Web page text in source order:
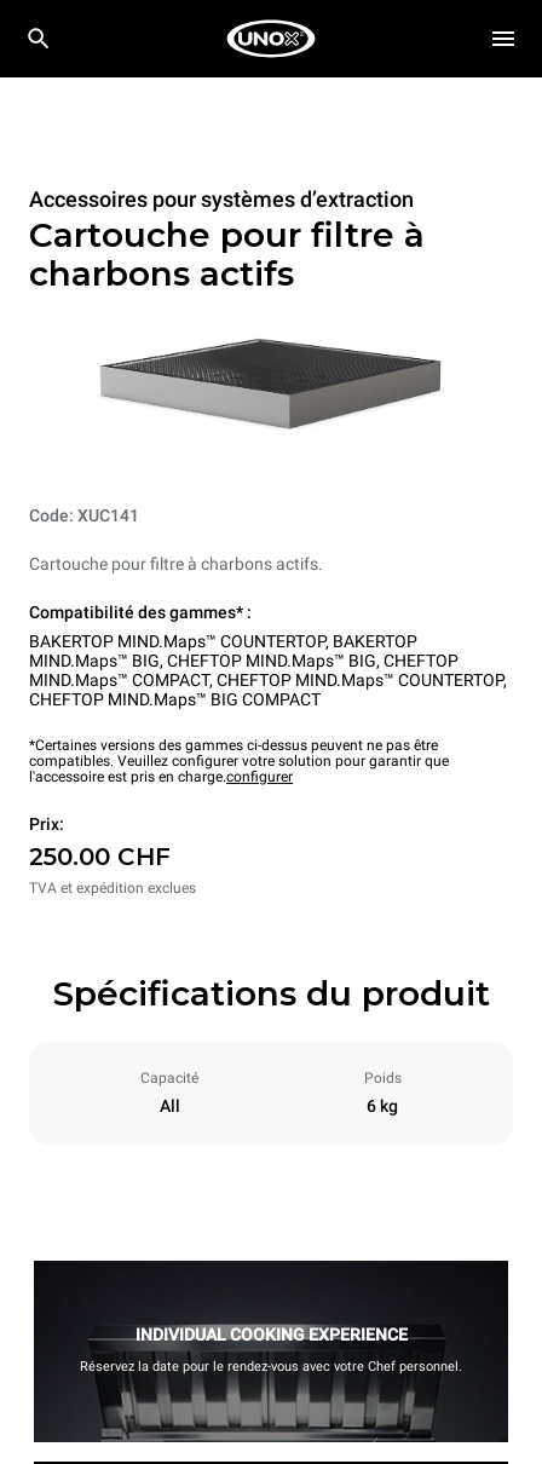
Accessoires pour systèmes d’extraction
Cartouche pour filtre à
charbons actifs
Code: XUC141
Cartouche pour filtre à charbons actifs.
Compatibilité des gammes* :
BAKERTOP MIND.Maps™ COUNTERTOP, BAKERTOP
MIND.Maps™ BIG, CHEFTOP MIND.Maps™ BIG, CHEFTOP
MIND.Maps™ COMPACT, CHEFTOP MIND.Maps™ COUNTERTOP,
CHEFTOP MIND.Maps™ BIG COMPACT
*Certaines versions des gammes ci-dessus peuvent ne pas être
compatibles. Veuillez configurer votre solution pour garantir que
l'accessoire est pris en charge.configurer
Prix:
250.00 CHF
TVA et expédition exclues
Spécifications du produit
Capacité
All
Poids
6 kg
INDIVIDUAL COOKING EXPERIENCE
Réservez la date pour le rendez-vous avec votre Chef personnel.